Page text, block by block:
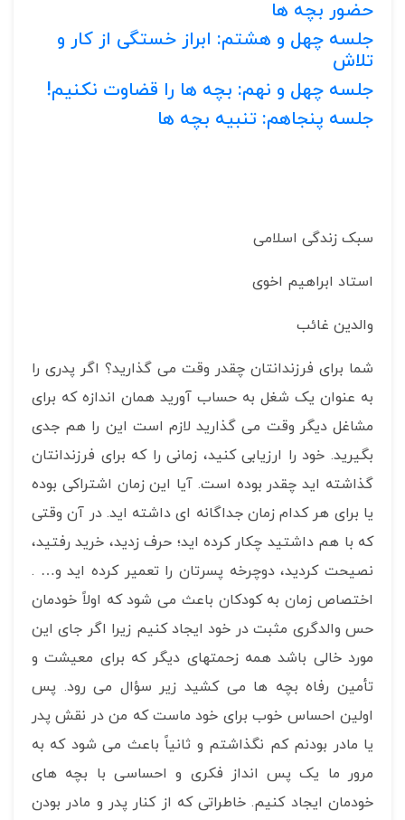
حضور بچه ها
جلسه چهل و هشتم: ابراز خستگی از کار و
تلاش
جلسه چهل و نهم: بچه ها را قضاوت نکنیم!
جلسه پنجاهم: تنبیه بچه ها
سبک زندگی اسلامی
استاد ابراهیم اخوی
والدین غائب
شما برای فرزندانتان چقدر وقت می گذارید؟ اگر پدری را
به عنوان یک شغل به حساب آورید همان اندازه که برای
مشاغل دیگر وقت می گذارید لازم است این را هم جدی
بگیرید. خود را ارزیابی کنید، زمانی را که برای فرزندانتان
گذاشته اید چقدر بوده است. آیا این زمان اشتراکی بوده
یا برای هر کدام زمان جداگانه ای داشته اید. در آن وقتی
که با هم داشتید چکار کرده اید؛ حرف زدید، خرید رفتید،
نصیحت کردید، دوچرخه پسرتان را تعمیر کرده اید و… .
اختصاص زمان به کودکان باعث می شود که اولاً خودمان
حس والدگری مثبت در خود ایجاد کنیم زیرا اگر جای این
مورد خالی باشد همه زحمتهای دیگر که برای معیشت و
تأمین رفاه بچه ها می کشید زیر سؤال می رود. پس
اولین احساس خوب برای خود ماست که من در نقش پدر
یا مادر بودنم کم نگذاشتم و ثانیاً باعث می شود که به
مرور ما یک پس انداز فکری و احساسی با بچه های
خودمان ایجاد کنیم. خاطراتی که از کنار پدر و مادر بودن